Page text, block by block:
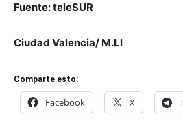
Fuente: teleSUR
Ciudad Valencia/ M.Ll
Comparte esto:
Facebook X